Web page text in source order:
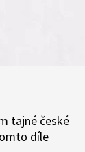
tajné české
díle